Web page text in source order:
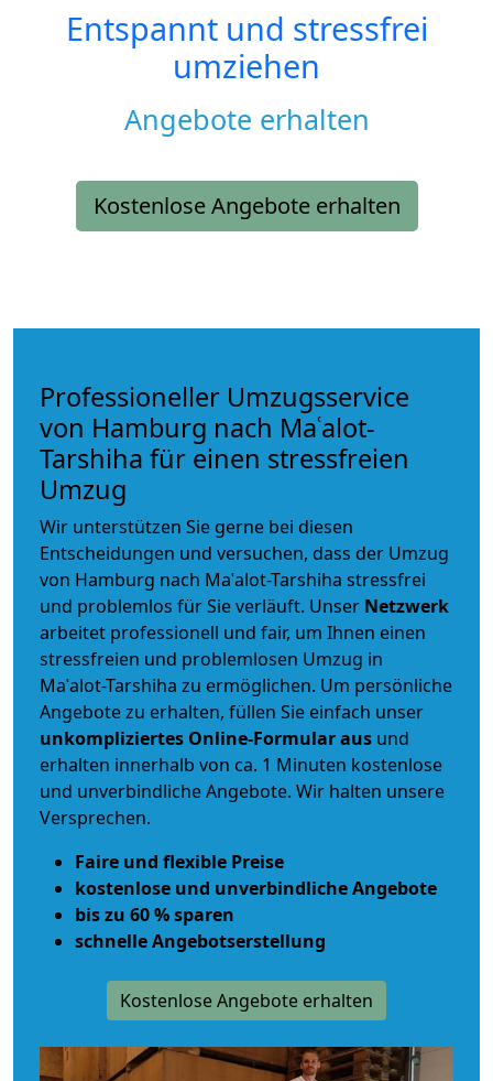
Entspannt und stressfrei
umziehen
Angebote erhalten
Kostenlose Angebote erhalten
Professioneller Umzugsservice
von Hamburg nach Maʿalot-
Tarshiha für einen stressfreien
Umzug
Wir unterstützen Sie gerne bei diesen
Entscheidungen und versuchen, dass der Umzug
von Hamburg nach Maʿalot-Tarshiha stressfrei
und problemlos für Sie verläuft. Unser Netzwerk
arbeitet professionell und fair, um Ihnen einen
stressfreien und problemlosen Umzug in
Maʿalot-Tarshiha zu ermöglichen. Um persönliche
Angebote zu erhalten, füllen Sie einfach unser
unkompliziertes Online-Formular aus und
erhalten innerhalb von ca. 1 Minuten kostenlose
und unverbindliche Angebote. Wir halten unsere
Versprechen.
Faire und flexible Preise
kostenlose und unverbindliche Angebote
bis zu 60 % sparen
schnelle Angebotserstellung
Kostenlose Angebote erhalten